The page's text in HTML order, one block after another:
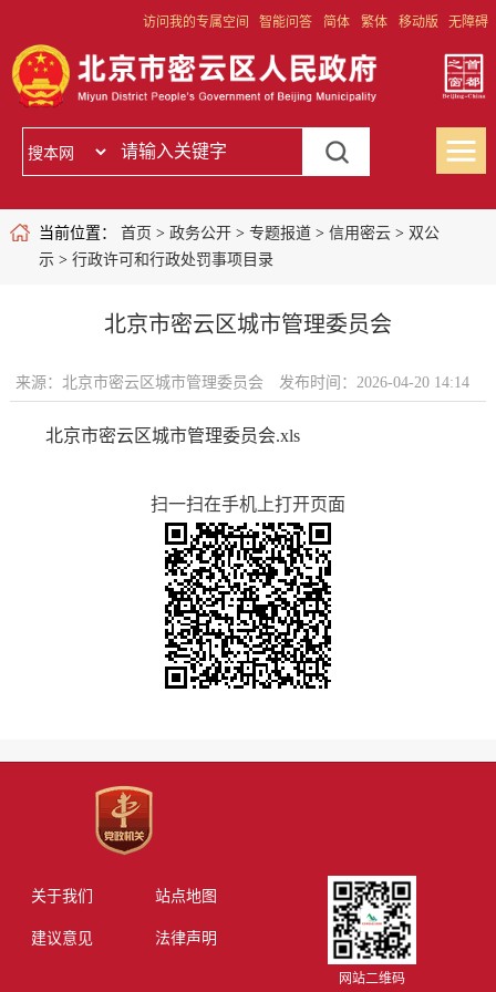
访问我的专属空间 智能问答 简体 繁体 移动版 无障碍
当前位置： 首页 > 政务公开> 专题报道> 信用密云> 双公
示> 行政许可和行政处罚事项目录
北京市密云区城市管理委员会
来源：北京市密云区城市管理委员会 发布时间：2026-04-20 14:14
北京市密云区城市管理委员会.xls
扫一扫在手机上打开页面
关于我们 站点地图
建议意见 法律声明
网站二维码